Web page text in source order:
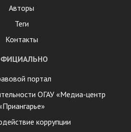
Авторы
Теги
Контакты
портал
ОГАУ «Медиа-центр
коррупции